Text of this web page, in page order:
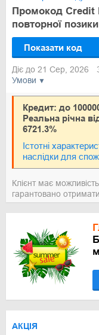
Умови
Промокод Credit
повторної позики
Показати код
Діє до 21 Сер, 2026
Кредит: до
Реальна річна
6721.3%
Істотні
наслідки для
Клієнт має
гарантовано
АКЦІЯ